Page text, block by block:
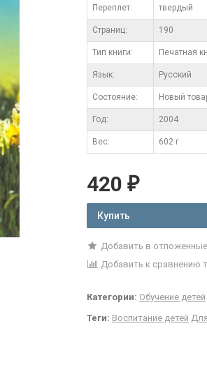
Переплет: твердый
Cтраниц: 190
Тип книги: Печатная
Язык: Русский
Состояние: Новый
Год: 2004
Вес: 602 г
420 ₽
Купить
Добавить в
Добавить к сравнению
Категории: Обучение детей
Теги: Воспитание детей